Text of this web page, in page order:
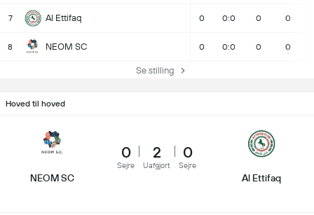
7 Al Ettifaq 0 0:0 0 0
8 NEOM SC 0 0:0 0 0
Se stilling
Hoved til hoved
NEOM SC
0
Sejre
2
Uafgjort
0
Sejre
Al Ettifaq